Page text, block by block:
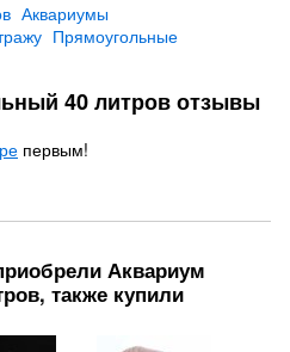
Аквариумы
Прямоугольные
40 литров отзывы
первым!
Аквариум
также купили